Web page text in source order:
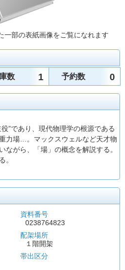
一部の表紙画像をご覧になれます
数 1 予約数 0
”であり、現代物理学の根源である
力場…。マックスウェルなど天才物
ながら、「場」の概念を解説する。
。
資料番号
0238764823
配架場所
１階開架
帯出区分